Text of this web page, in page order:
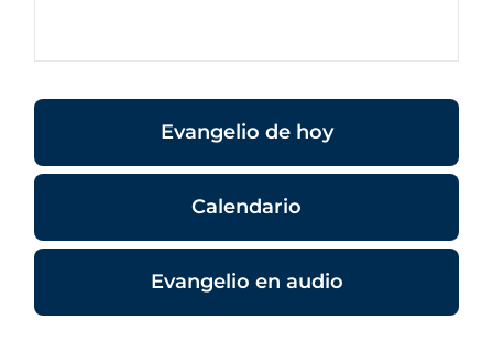
Evangelio de hoy
Calendario
Evangelio en audio